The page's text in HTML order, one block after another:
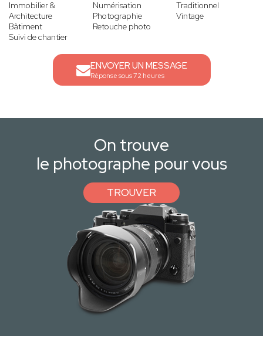
Immobilier &
Architecture
Bâtiment
Suivi de chantier
Numérisation
Photographie
Retouche photo
Traditionnel
Vintage
ENVOYER UN MESSAGE
Réponse sous 72 heures
On trouve
le photographe pour vous
TROUVER